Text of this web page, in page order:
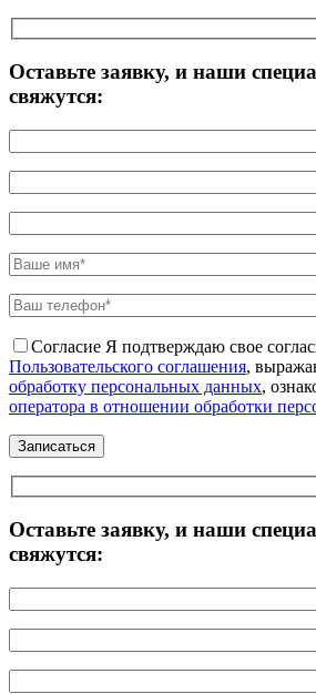
Оставьте заявку, и наши
свяжутся:
Согласие Я подтверждаю свое
Пользовательского соглашения,
обработку персональных данных,
оператора в отношении обработки
Оставьте заявку, и наши
свяжутся: